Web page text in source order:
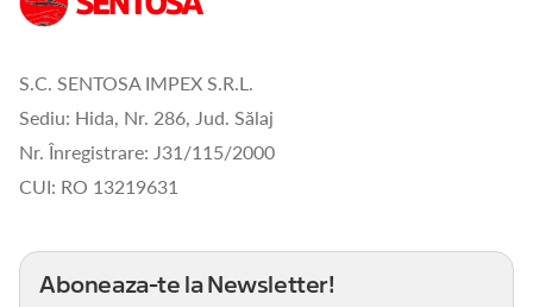
S.C. SENTOSA IMPEX S.R.L.
Sediu: Hida, Nr. 286, Jud. Sălaj
Nr. Înregistrare: J31/115/2000
CUI: RO 13219631
Aboneaza-te la Newsletter!